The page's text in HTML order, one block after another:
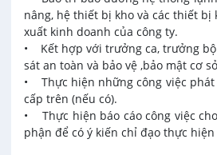
nâng, hệ thiết bị kho và các thiết
xuất kinh doanh của công ty.
• Kết hợp với trưởng ca, trưởng bộ
sát an toàn và bảo vệ ,bảo mật cơ
• Thực hiện những công việc phát
cấp trên (nếu có).
• Thực hiện báo cáo công việc
phận để có ý kiến chỉ đạo thực